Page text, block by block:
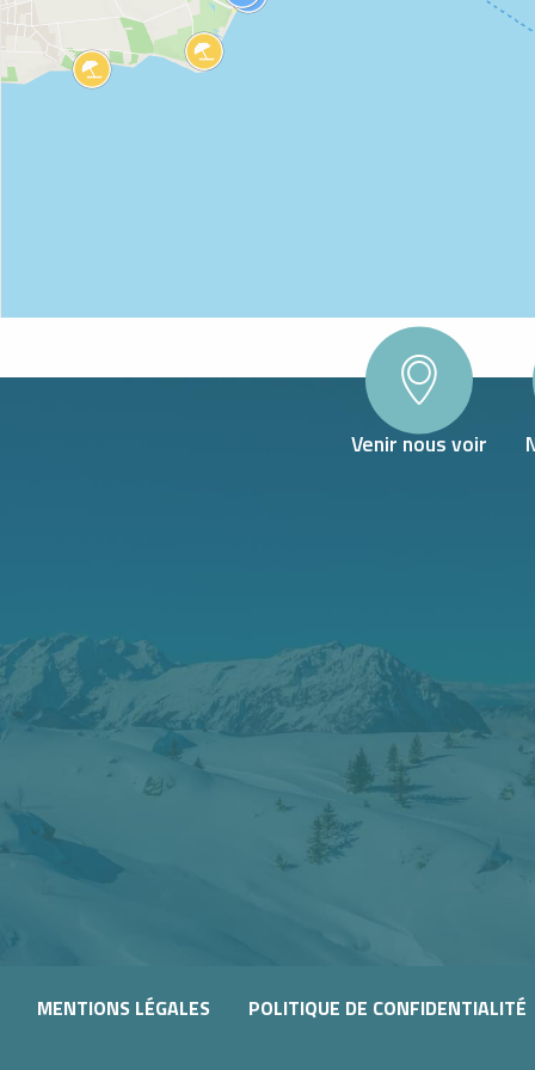
Venir nous voir
MENTIONS LÉGALES POLITIQUE DE CONFIDENTIALITÉ